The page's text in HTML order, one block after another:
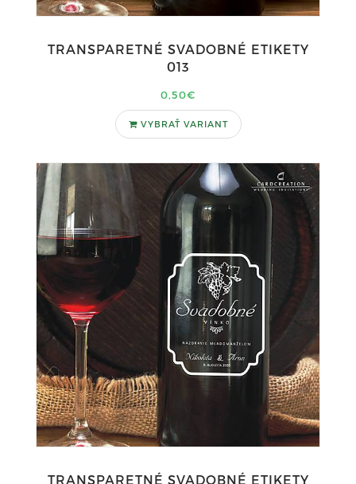
TRANSPARETNÉ SVADOBNÉ ETIKETY
013
0,50€
VYBRAŤ VARIANT
TRANSPARETNÉ SVADOBNÉ ETIKETY